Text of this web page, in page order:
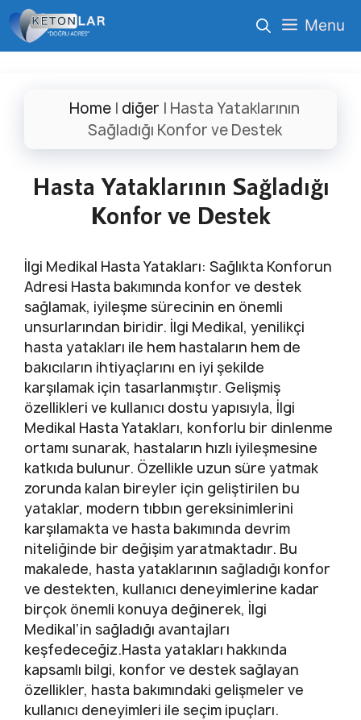
İçeriğe
atla
Menu
Home | diğer | Hasta Yataklarının
Sağladığı Konfor ve Destek
Hasta Yataklarının Sağladığı
Konfor ve Destek
İlgi Medikal Hasta Yatakları: Sağlıkta Konforun
Adresi Hasta bakımında konfor ve destek
sağlamak, iyileşme sürecinin en önemli
unsurlarından biridir. İlgi Medikal, yenilikçi
hasta yatakları ile hem hastaların hem de
bakıcıların ihtiyaçlarını en iyi şekilde
karşılamak için tasarlanmıştır. Gelişmiş
özellikleri ve kullanıcı dostu yapısıyla, İlgi
Medikal Hasta Yatakları, konforlu bir dinlenme
ortamı sunarak, hastaların hızlı iyileşmesine
katkıda bulunur. Özellikle uzun süre yatmak
zorunda kalan bireyler için geliştirilen bu
yataklar, modern tıbbın gereksinimlerini
karşılamakta ve hasta bakımında devrim
niteliğinde bir değişim yaratmaktadır. Bu
makalede, hasta yataklarının sağladığı konfor
ve destekten, kullanıcı deneyimlerine kadar
birçok önemli konuya değinerek, İlgi
Medikal’in sağladığı avantajları
keşfedeceğiz.Hasta yatakları hakkında
kapsamlı bilgi, konfor ve destek sağlayan
özellikler, hasta bakımındaki gelişmeler ve
kullanıcı deneyimleri ile seçim ipuçları.